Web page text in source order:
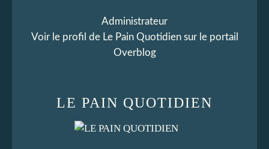
LE PAIN QUOTIDIEN
Administrateur
Voir le profil de Le Pain Quotidiensur le portail
Overblog